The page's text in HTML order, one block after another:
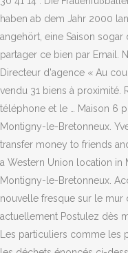
haben ab dem Jahr 2000
angehört, eine Saison sogar
partager ce bien par Email.
Directeur d'agence « Au
vendu 31 biens à proximité.
téléphone et le … Maison 6
Montigny-le-Bretonneux.
transfer money to friends
a Western Union location in
Montigny-le-Bretonneux.
nouvelle fresque sur le mur
actuellement Postulez dès
Les particuliers comme